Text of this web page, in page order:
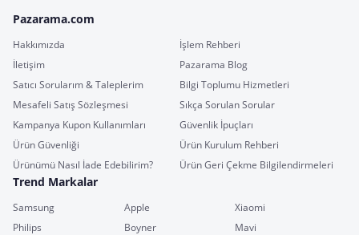
Pazarama.com
Hakkımızda
İşlem Rehberi
İletişim
Pazarama Blog
Satıcı Sorularım & Taleplerim
Bilgi Toplumu Hizmetleri
Mesafeli Satış Sözleşmesi
Sıkça Sorulan Sorular
Kampanya Kupon Kullanımları
Güvenlik İpuçları
Ürün Güvenliği
Ürün Kurulum Rehberi
Ürünümü Nasıl İade Edebilirim?
Ürün Geri Çekme Bilgilendirmeleri
Trend Markalar
Samsung Apple
Xiaomi
Philips
Boyner
Mavi